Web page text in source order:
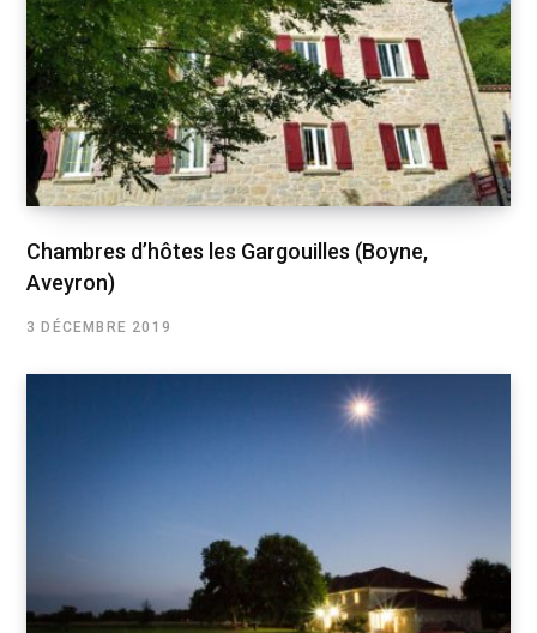
Chambres d’hôtes les Gargouilles (Boyne,
Aveyron)
3 DÉCEMBRE 2019